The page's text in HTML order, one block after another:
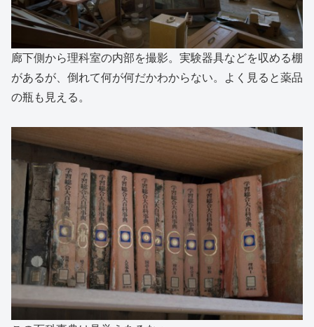
廊下側から理科室の内部を撮影。実験器具などを収める棚
があるが、倒れて何が何だかわからない。よく見ると薬品
の瓶も見える。